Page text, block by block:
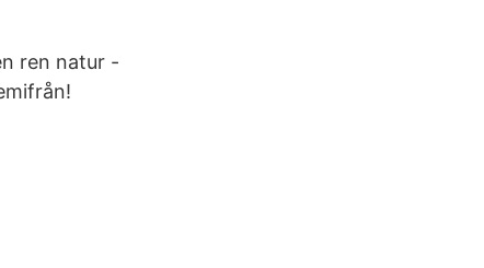
ren natur -